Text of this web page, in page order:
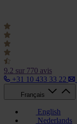
9.2 sur 770 avis
+31 10 433 33 22
Français
English
Nederlands